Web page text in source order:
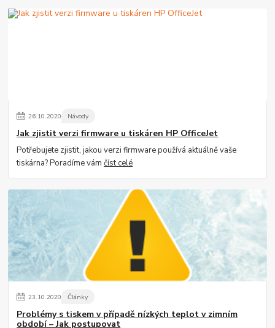
26.10.2020 Návody
Jak zjistit verzi firmware u tiskáren HP OfficeJet
Potřebujete zjistit, jakou verzi firmware používá aktuálně vaše
tiskárna? Poradíme vámčíst celé
23.10.2020 Články
Problémy s tiskem v případě nízkých teplot v zimním
období – Jak postupovat